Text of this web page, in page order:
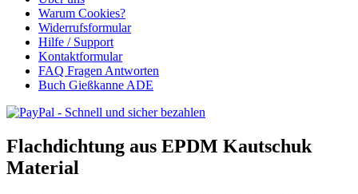
Warum Cookies?
Widerrufsformular
Hilfe / Support
Kontaktformular
FAQ Fragen Antworten
Buch Gießkanne ADE
Flachdichtung aus EPDM Kautschuk
Material